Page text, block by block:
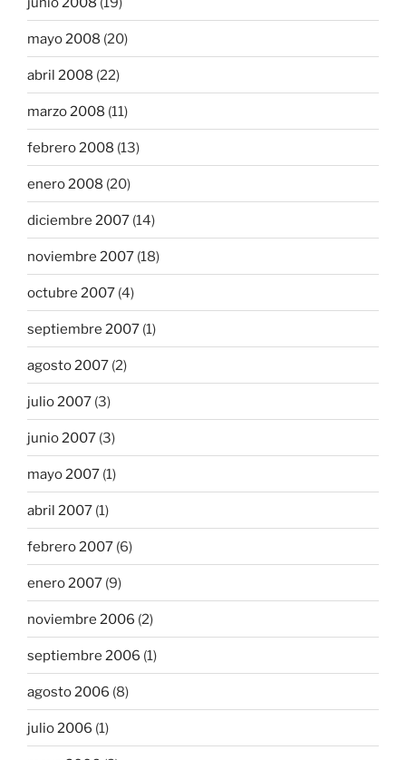
mayo 2008 (20)
abril 2008 (22)
marzo 2008 (11)
febrero 2008 (13)
enero 2008 (20)
diciembre 2007 (14)
noviembre 2007 (18)
octubre 2007 (4)
septiembre 2007 (1)
agosto 2007 (2)
julio 2007 (3)
junio 2007 (3)
mayo 2007 (1)
abril 2007 (1)
febrero 2007 (6)
enero 2007 (9)
noviembre 2006 (2)
septiembre 2006 (1)
agosto 2006 (8)
julio 2006 (1)